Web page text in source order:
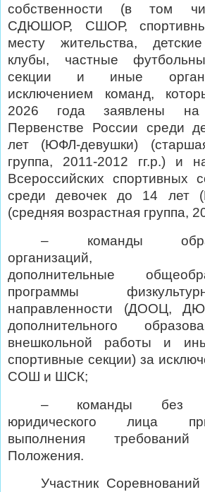
собственности (в том
СДЮШОР, СШОР,
месту жительства,
клубы, частные
секции и иные
исключением команд,
2026 года заявлены
Первенстве России среди
лет (ЮФЛ-девушки)
группа, 2011-2012 гг.р.) и
Всероссийских спортивных
среди девочек до 14 лет
(средняя возрастная группа,
– команды
организаций,
дополнительные
программы
направленности (ДООЦ,
дополнительного
внешкольной работы и
спортивные секции) за
СОШ и ШСК;
– команды без
юридического лица
выполнения требований
Положения.
Участник